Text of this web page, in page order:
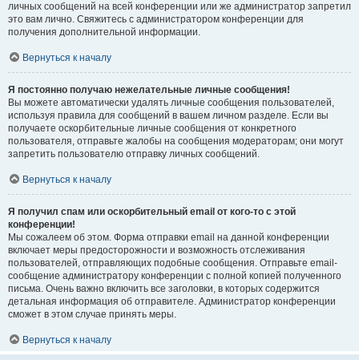
личных сообщений на всей конференции или же администратор запретил
это вам лично. Свяжитесь с администратором конференции для
получения дополнительной информации.
Вернуться к началу
Я постоянно получаю нежелательные личные сообщения!
Вы можете автоматически удалять личные сообщения пользователей,
используя правила для сообщений в вашем личном разделе. Если вы
получаете оскорбительные личные сообщения от конкретного
пользователя, отправьте жалобы на сообщения модераторам; они могут
запретить пользователю отправку личных сообщений.
Вернуться к началу
Я получил спам или оскорбительный email от кого-то с этой
конференции!
Мы сожалеем об этом. Форма отправки email на данной конференции
включает меры предосторожности и возможность отслеживания
пользователей, отправляющих подобные сообщения. Отправьте email-
сообщение администратору конференции с полной копией полученного
письма. Очень важно включить все заголовки, в которых содержится
детальная информация об отправителе. Администратор конференции
сможет в этом случае принять меры.
Вернуться к началу